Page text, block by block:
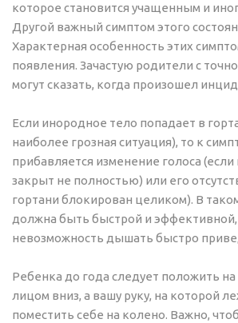
которое становится учащенным и
Другой важный симптом этого
Характерная особенность этих
появления. Зачастую родители с
могут сказать, когда произошел
Если инородное тело попадает в
наиболее грозная ситуация), то к
прибавляется изменение голоса (если
закрыт не полностью) или его
гортани блокирован целиком). В
должна быть быстрой и эффективной,
невозможность дышать быстро
Ребенка до года следует положить
лицом вниз, а вашу руку, на которой
поместить себе на колено. Важно,